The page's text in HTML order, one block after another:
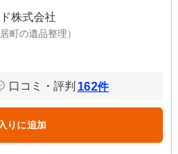
株式会社
町の遺品整理）
口コミ・評判 162件
りに追加